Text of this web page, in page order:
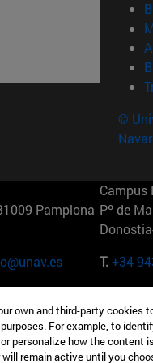
©
Pamplona
Campus
Pº de
T.+34
3 28023
165 W
EE.UU
own and third-party cookies
For example, to
personalize how the content
remain active until you